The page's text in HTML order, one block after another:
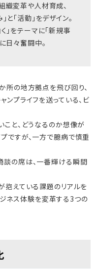
織変革や人材育成、
「活動」をデザイン。
」をテーマに「新規事
日々奮闘中。
所の地方拠点を飛び回り、
ンプライフを送っている、ビ
こと、どうなるのか想像が
ですが、一方で臆病で慎重
談の席は、一番輝ける瞬間
抱えている課題のリアルを
ネス体験を変革する3つの